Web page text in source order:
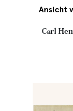
Ansicht
Carl